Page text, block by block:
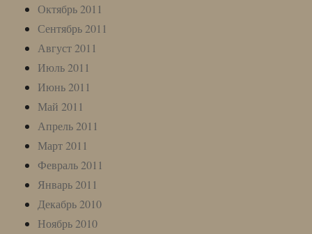
Октябрь 2011
Сентябрь 2011
Август 2011
Июль 2011
Июнь 2011
Май 2011
Апрель 2011
Март 2011
Февраль 2011
Январь 2011
Декабрь 2010
Ноябрь 2010